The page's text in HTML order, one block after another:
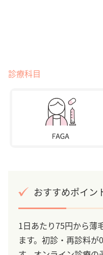
診療科目
おすすめポイン
1日あたり75円から薄
ます。初診・再診料